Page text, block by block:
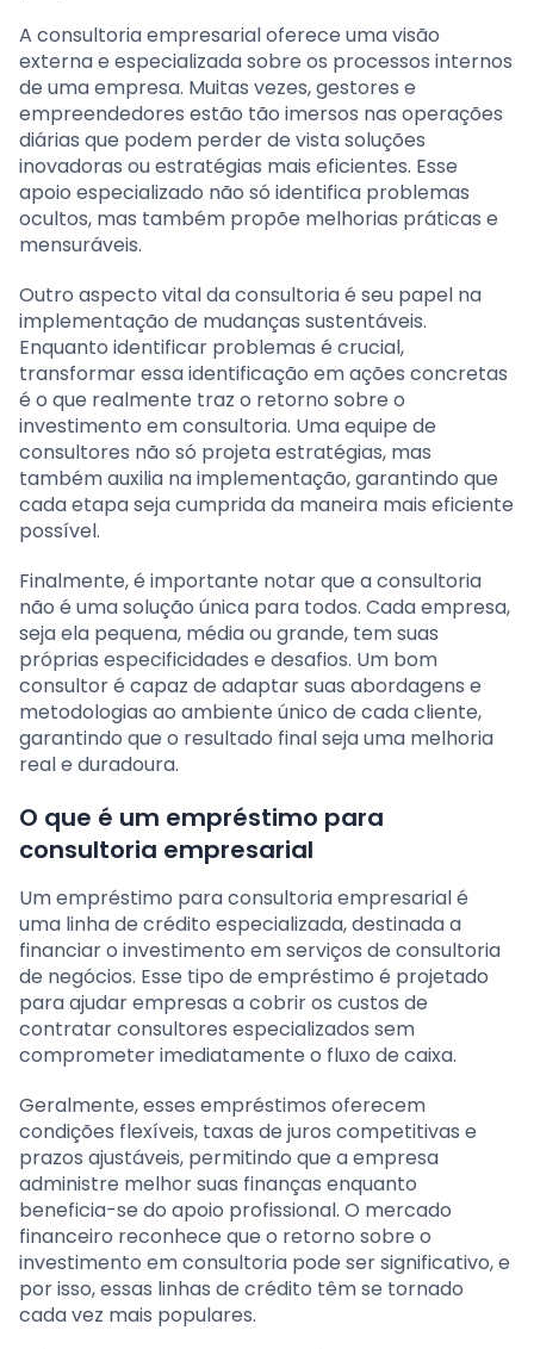
A consultoria empresarial oferece uma visão
externa e especializada sobre os processos internos
de uma empresa. Muitas vezes, gestores e
empreendedores estão tão imersos nas operações
diárias que podem perder de vista soluções
inovadoras ou estratégias mais eficientes. Esse
apoio especializado não só identifica problemas
ocultos, mas também propõe melhorias práticas e
mensuráveis.
Outro aspecto vital da consultoria é seu papel na
implementação de mudanças sustentáveis.
Enquanto identificar problemas é crucial,
transformar essa identificação em ações concretas
é o que realmente traz o retorno sobre o
investimento em consultoria. Uma equipe de
consultores não só projeta estratégias, mas
também auxilia na implementação, garantindo que
cada etapa seja cumprida da maneira mais eficiente
possível.
Finalmente, é importante notar que a consultoria
não é uma solução única para todos. Cada empresa,
seja ela pequena, média ou grande, tem suas
próprias especificidades e desafios. Um bom
consultor é capaz de adaptar suas abordagens e
metodologias ao ambiente único de cada cliente,
garantindo que o resultado final seja uma melhoria
real e duradoura.
O que é um empréstimo para
consultoria empresarial
Um empréstimo para consultoria empresarial é
uma linha de crédito especializada, destinada a
financiar o investimento em serviços de consultoria
de negócios. Esse tipo de empréstimo é projetado
para ajudar empresas a cobrir os custos de
contratar consultores especializados sem
comprometer imediatamente o fluxo de caixa.
Geralmente, esses empréstimos oferecem
condições flexíveis, taxas de juros competitivas e
prazos ajustáveis, permitindo que a empresa
administre melhor suas finanças enquanto
beneficia-se do apoio profissional. O mercado
financeiro reconhece que o retorno sobre o
investimento em consultoria pode ser significativo, e
por isso, essas linhas de crédito têm se tornado
cada vez mais populares.